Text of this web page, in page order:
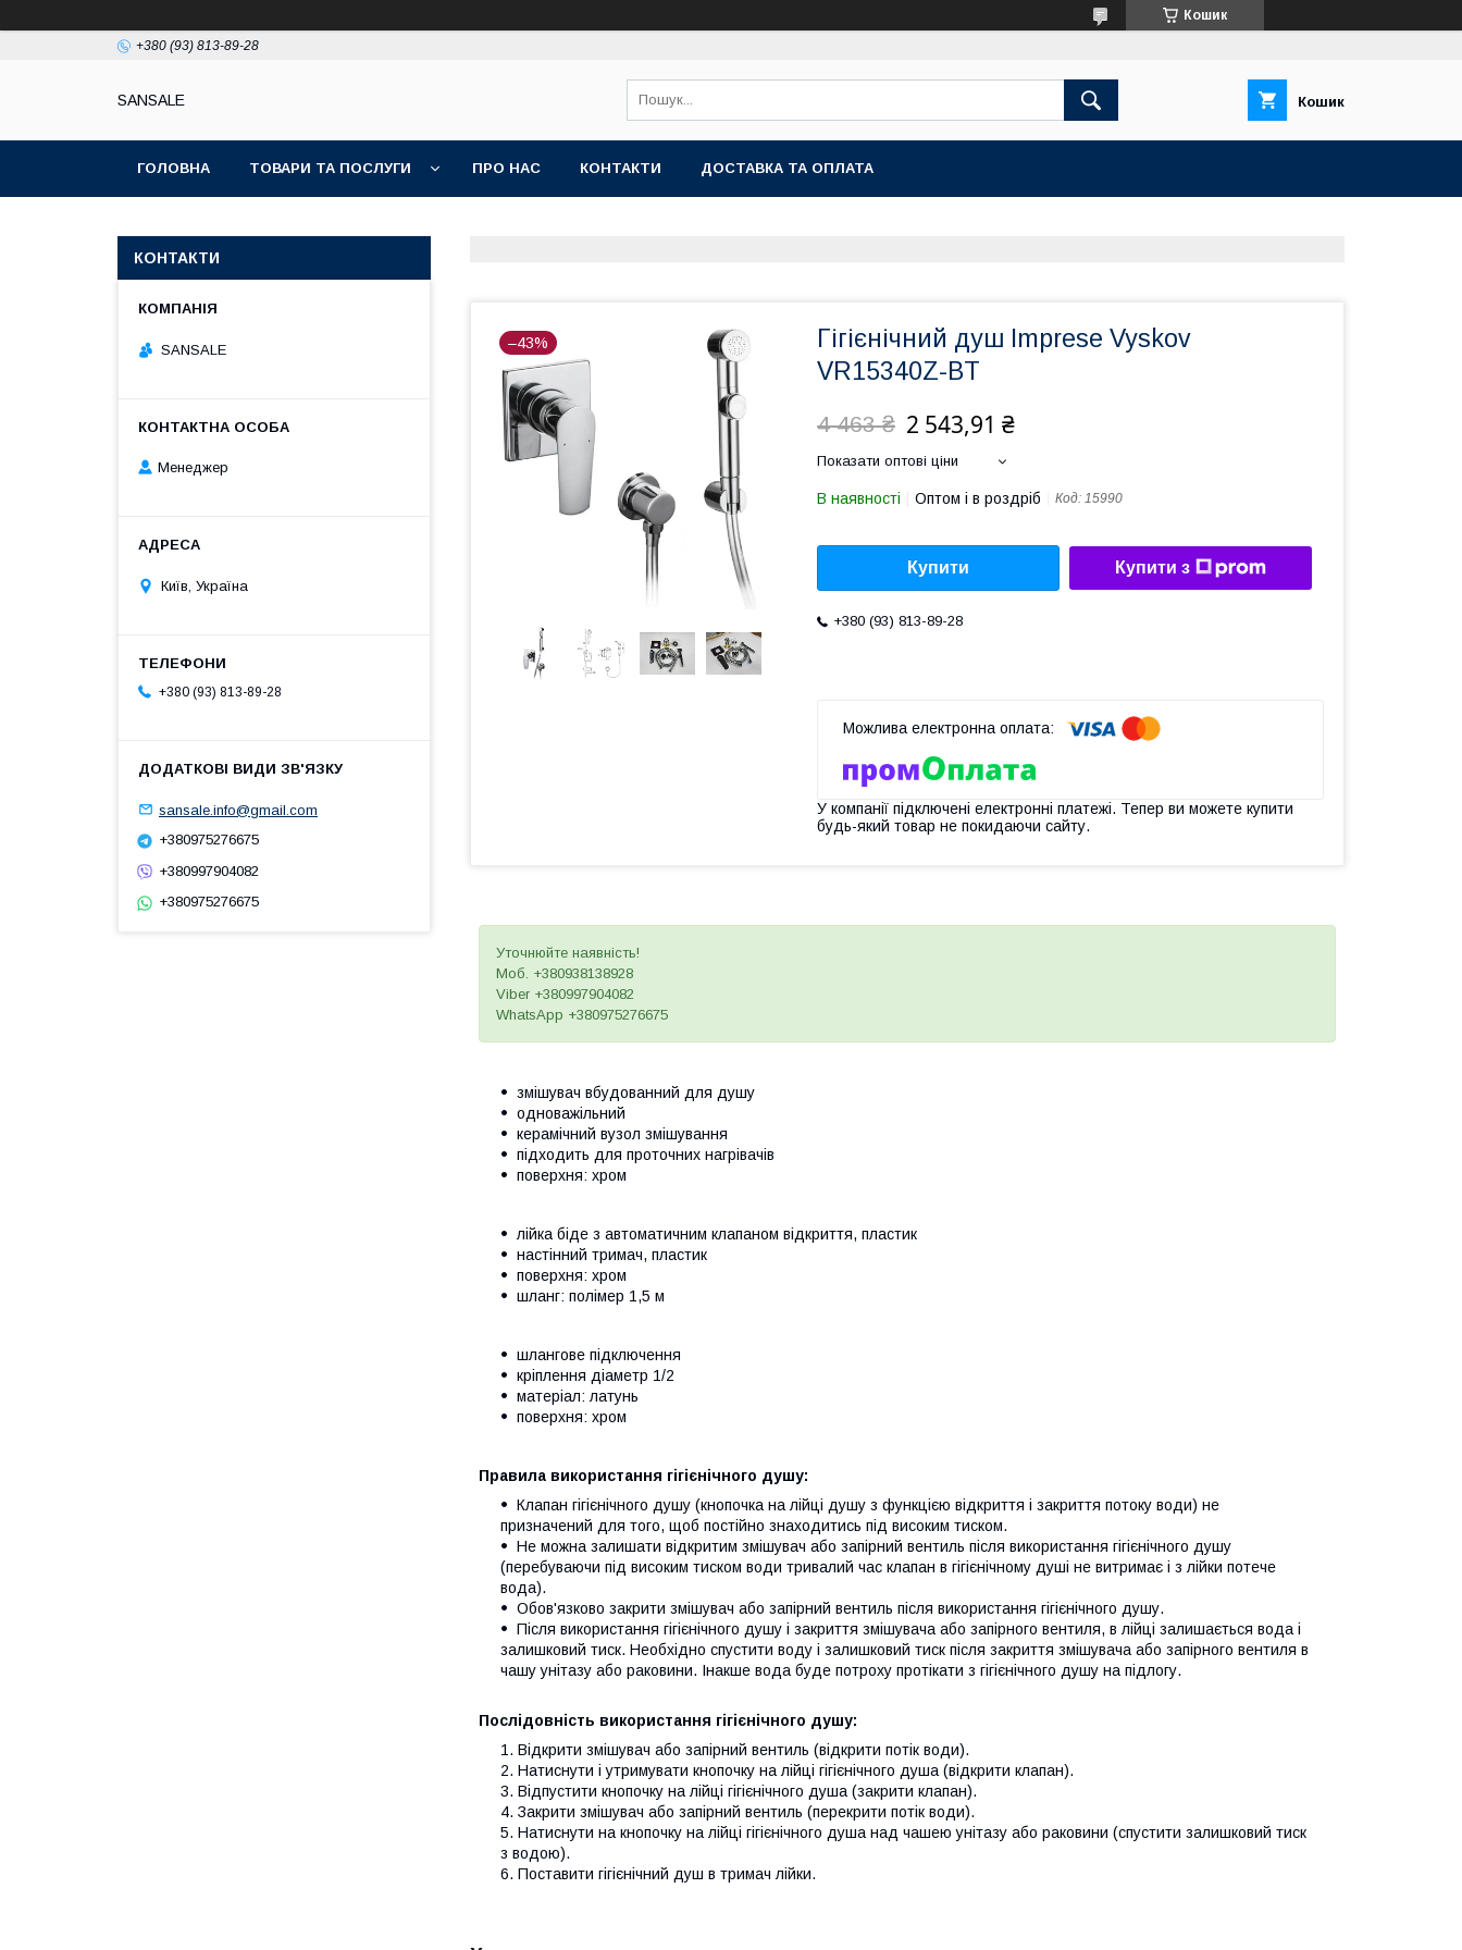
Кошик
+380 (93) 813-89-28
SANSALE Кошик
ГОЛОВНА ТОВАРИ ТА ПОСЛУГИ ПРО НАС КОНТАКТИ ДОСТАВКА ТА ОПЛАТА
–43%
Гігієнічний душ Imprese Vyskov
VR15340Z-BT
4 463 ₴ 2 543,91 ₴
Показати оптові ціни
В наявності Оптом і в роздріб Код: 15990
Купити Купити з
+380 (93) 813-89-28
У компанії підключені електронні платежі. Тепер ви можете купити
будь-який товар не покидаючи сайту.
Уточнюйте наявність!
Моб. +380938138928
Viber +380997904082
WhatsApp +380975276675
змішувач вбудованний для душу
одноважільний
керамічний вузол змішування
підходить для проточних нагрівачів
поверхня: хром
лійка біде з автоматичним клапаном відкриття, пластик
настінний тримач, пластик
поверхня: хром
шланг: полімер 1,5 м
шлангове підключення
кріплення діаметр 1/2
матеріал: латунь
поверхня: хром
Правила використання гігієнічного душу:
Клапан гігієнічного душу (кнопочка на лійці душу з функцією відкриття і закриття потоку води) не
призначений для того, щоб постійно знаходитись під високим тиском.
Не можна залишати відкритим змішувач або запірний вентиль після використання гігієнічного душу
(перебуваючи під високим тиском води тривалий час клапан в гігієнічному душі не витримає і з лійки потече
вода).
Обов'язково закрити змішувач або запірний вентиль після використання гігієнічного душу.
Після використання гігієнічного душу і закриття змішувача або запірного вентиля, в лійці залишається вода і
залишковий тиск. Необхідно спустити воду і залишковий тиск після закриття змішувача або запірного вентиля в
чашу унітазу або раковини. Інакше вода буде потроху протікати з гігієнічного душу на підлогу.
Послідовність використання гігієнічного душу:
Відкрити змішувач або запірний вентиль (відкрити потік води).
Натиснути і утримувати кнопочку на лійці гігієнічного душа (відкрити клапан).
Відпустити кнопочку на лійці гігієнічного душа (закрити клапан).
Закрити змішувач або запірний вентиль (перекрити потік води).
Натиснути на кнопочку на лійці гігієнічного душа над чашею унітазу або раковини (спустити залишковий тиск
з водою).
Поставити гігієнічний душ в тримач лійки.
КОНТАКТИ
SANSALE
Менеджер
Київ, Україна
+380 (93) 813-89-28
sansale.info@gmail.com
+380975276675
+380997904082
+380975276675